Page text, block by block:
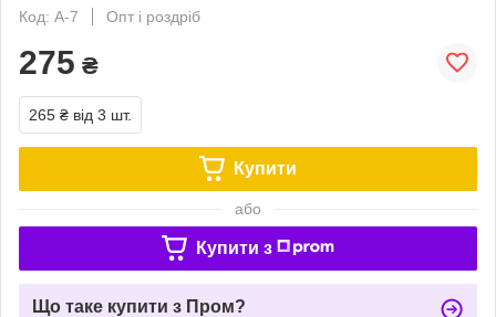
Код: A-7
Опт і роздріб
275 ₴
265 ₴ від 3 шт.
Купити
або
Купити з
Що таке купити з Пром?